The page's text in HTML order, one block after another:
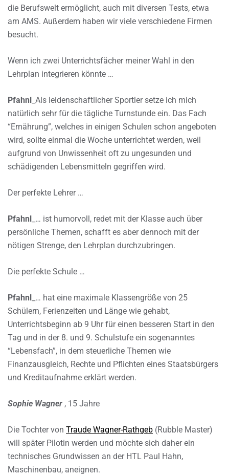
die Berufswelt ermöglicht, auch mit diversen Tests, etwa
am AMS. Außerdem haben wir viele verschiedene Firmen
besucht.
Wenn ich zwei Unterrichtsfächer meiner Wahl in den
Lehrplan integrieren könnte …
Pfahnl _Als leidenschaftlicher Sportler setze ich mich
natürlich sehr für die tägliche Turnstunde ein. Das Fach
“Ernährung”, welches in einigen Schulen schon angeboten
wird, sollte einmal die Woche unterrichtet werden, weil
aufgrund von Unwissenheit oft zu ungesunden und
schädigenden Lebensmitteln gegriffen wird.
Der perfekte Lehrer …
Pfahnl _… ist humorvoll, redet mit der Klasse auch über
persönliche Themen, schafft es aber dennoch mit der
nötigen Strenge, den Lehrplan durchzubringen.
Die perfekte Schule …
Pfahnl _… hat eine maximale Klassengröße von 25
Schülern, Ferienzeiten und Länge wie gehabt,
Unterrichtsbeginn ab 9 Uhr für einen besseren Start in den
Tag und in der 8. und 9. Schulstufe ein sogenanntes
“Lebensfach”, in dem steuerliche Themen wie
Finanzausgleich, Rechte und Pflichten eines Staatsbürgers
und Kreditaufnahme erklärt werden.
Sophie Wagner , 15 Jahre
Die Tochter von Traude Wagner-Rathgeb (Rubble Master)
will später Pilotin werden und möchte sich daher ein
technisches Grundwissen an der HTL Paul Hahn,
Maschinenbau, aneignen.